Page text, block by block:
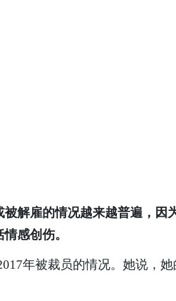
解雇的情况越来越普遍，
感创伤。
年被裁员的情况。她说，